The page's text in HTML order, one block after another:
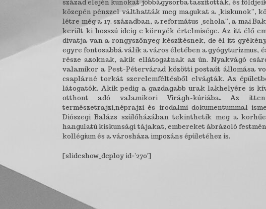
század elején kunokat jobbágysorba taszították, és
közepén pénzzel válthatták meg magukat a
létre még a 17. században, a református „schola”, a mai
került ki hosszú ideig e környék értelmisége. Az itt élő
divatja van a rongyszőnyeg készítésnek, de él itt
egyre fontosabbá válik a város életében a gyógyturizmus,
része azoknak, akik ellátogatnak az ún. Nyakvágó
valamikor a Pest-Pétervárad közötti postaút állomása
csaplárné torkát szerelemféltésből elvágták. Az
látogatók. Akik pedig a gazdagabb urak lakhelyére is
otthont adó valamikori Virágh-kúriába. Az
természetrajzi,néprajzi és irodalmi dokumentummal
Diószegi Balázs szülőházában tekinthetik meg a
hangulatú kiskunsági tájakat, embereket ábrázoló
kollégium és a városháza impozáns épületéhez is.
[slideshow_deploy id=’270′]